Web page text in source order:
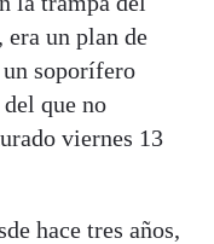
era un plan de
un soporífero
que no
viernes 13
hace tres años,